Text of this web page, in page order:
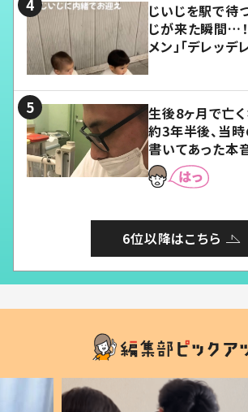
じいじを駅で
じが来た瞬間…！
メン」「デレッデ
生後8ヶ月で亡
約3年半後、当
書いてあった本
6位以降はこちら